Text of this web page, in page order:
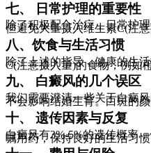
七、 日常护理的重要性
除了积极配合治疗，日常护
但避免大量摄入维生素C(注
八、饮食与生活习惯
除了上述的指导，健康的生
C(注意摄入量)的食物，例如
九、 白癜风的几个误区
我们需要澄清一些关于白癜
不会影响结婚生育。白斑的
十、 遗传因素与反复
白癜风有3%-5%的遗传概率
嘱用药，保持良好的生活习